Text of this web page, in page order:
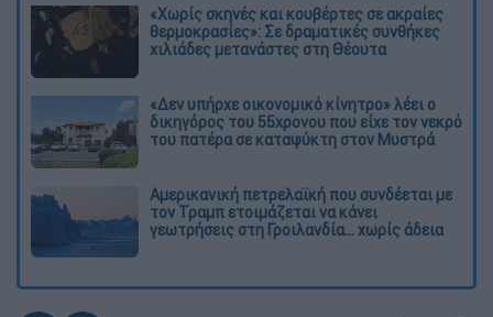
«Χωρίς σκηνές και κουβέρτες σε ακραίες
θερμοκρασίες»: Σε δραματικές συνθήκες
χιλιάδες μετανάστες στη Θέουτα
«Δεν υπήρχε οικονομικό κίνητρο» λέει ο
δικηγόρος του 55χρονου που είχε τον νεκρό
του πατέρα σε καταψύκτη στον Μυστρά
Αμερικανική πετρελαϊκή που συνδέεται με
τον Τραμπ ετοιμάζεται να κάνει
γεωτρήσεις στη Γροιλανδία... χωρίς άδεια